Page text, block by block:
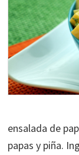
ensalada de
papas y piña.